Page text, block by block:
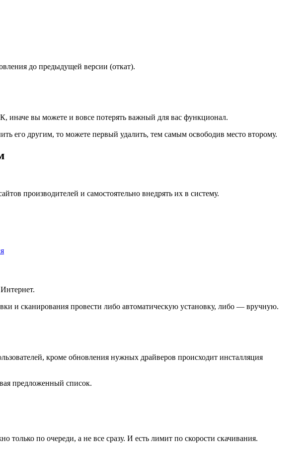
до предыдущей версии (откат).
иначе вы можете и вовсе потерять важный для вас функционал.
его другим, то можете первый удалить, тем самым освободив место второму.
производителей и самостоятельно внедрять их в систему.
и сканирования провести либо автоматическую установку, либо — вручную.
кроме обновления нужных драйверов происходит инсталляция
предложенный список.
по очереди, а не все сразу. И есть лимит по скорости скачивания.